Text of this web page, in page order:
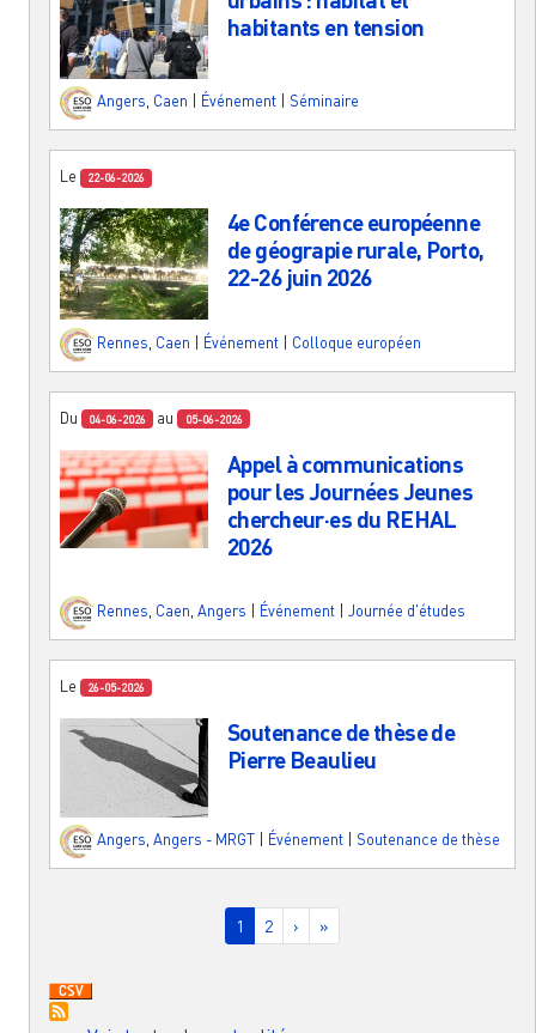
habitants en tension
Angers, Caen Événement Séminaire
Le 22-06-2026
4e Conférence européenne
de géograpie rurale, Porto,
22-26 juin 2026
Rennes Caen Événement Colloque européen
Du 04-06-2026 au 05-06-2026
Appel à communications
pour les Journées Jeunes
chercheur·es du REHAL
2026
Rennes Caen Angers Événement Journée d'études
Le 26-05-2026
Soutenance de thèse de
Pierre Beaulieu
Angers Angers - MRGT Événement Soutenance de thèse
Page courante
1 Page
2 Page suivante
› Dernière page
»